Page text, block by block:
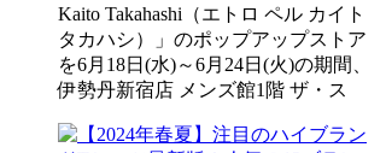
Kaito Takahashi（エトロ ペル カイト
タカハシ）」のポップアップストア
を6月18日(水)～6月24日(火)の期間、
伊勢丹新宿店 メンズ館1階 ザ・ス